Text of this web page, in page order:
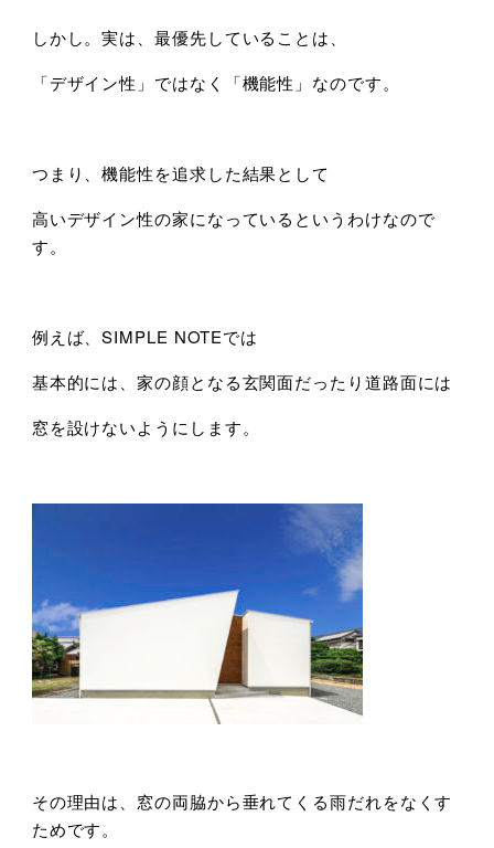
しかし。実は、最優先していることは、
「デザイン性」ではなく「機能性」なのです。
つまり、機能性を追求した結果として
高いデザイン性の家になっているというわけなので
す。
例えば、SIMPLE NOTEでは
基本的には、家の顔となる玄関面だったり道路面には
窓を設けないようにします。
その理由は、窓の両脇から垂れてくる雨だれをなくす
ためです。